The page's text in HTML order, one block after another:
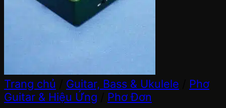
Trang chủ Guitar, Bass & Ukulele
Phơ
Guitar & Hiệu Ứng
Phơ Đơn